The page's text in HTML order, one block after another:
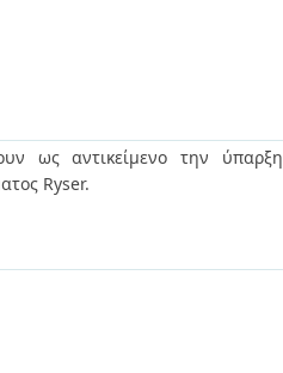
ως αντικείμενο την ύπαρξη
Ryser.